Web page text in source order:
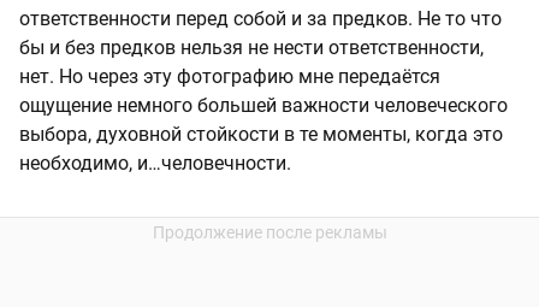
ответственности перед собой и за предков. Не то что
бы и без предков нельзя не нести ответственности,
нет. Но через эту фотографию мне передаётся
ощущение немного большей важности человеческого
выбора, духовной стойкости в те моменты, когда это
необходимо, и…человечности.